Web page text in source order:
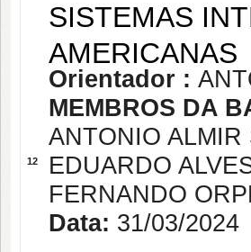
12
SISTEMAS
AMERICANAS
Orientador :
MEMBROS DA
ANTONIO ALMIR
EDUARDO
FERNANDO
Data: 31/03/2024